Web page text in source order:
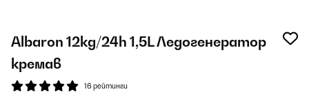
Albaron 12kg/24h 1,5L Ледогенератор
кремав
16 рейтинги